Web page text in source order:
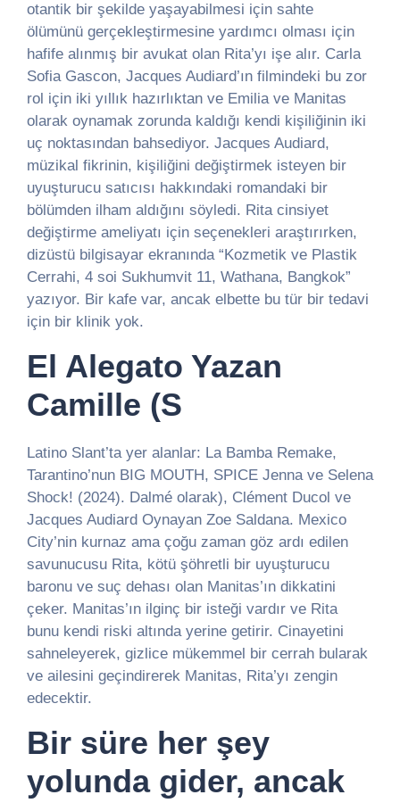
otantik bir şekilde yaşayabilmesi için sahte
ölümünü gerçekleştirmesine yardımcı olması için
hafife alınmış bir avukat olan Rita’yı işe alır. Carla
Sofia Gascon, Jacques Audiard’ın filmindeki bu zor
rol için iki yıllık hazırlıktan ve Emilia ve Manitas
olarak oynamak zorunda kaldığı kendi kişiliğinin iki
uç noktasından bahsediyor. Jacques Audiard,
müzikal fikrinin, kişiliğini değiştirmek isteyen bir
uyuşturucu satıcısı hakkındaki romandaki bir
bölümden ilham aldığını söyledi. Rita cinsiyet
değiştirme ameliyatı için seçenekleri araştırırken,
dizüstü bilgisayar ekranında “Kozmetik ve Plastik
Cerrahi, 4 soi Sukhumvit 11, Wathana, Bangkok”
yazıyor. Bir kafe var, ancak elbette bu tür bir tedavi
için bir klinik yok.
El Alegato Yazan
Camille (S
Latino Slant’ta yer alanlar: La Bamba Remake,
Tarantino’nun BIG MOUTH, SPICE Jenna ve Selena
Shock! (2024). Dalmé olarak), Clément Ducol ve
Jacques Audiard Oynayan Zoe Saldana. Mexico
City’nin kurnaz ama çoğu zaman göz ardı edilen
savunucusu Rita, kötü şöhretli bir uyuşturucu
baronu ve suç dehası olan Manitas’ın dikkatini
çeker. Manitas’ın ilginç bir isteği vardır ve Rita
bunu kendi riski altında yerine getirir. Cinayetini
sahneleyerek, gizlice mükemmel bir cerrah bularak
ve ailesini geçindirerek Manitas, Rita’yı zengin
edecektir.
Bir süre her şey
yolunda gider, ancak